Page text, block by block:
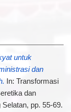
untuk
dan
In: Transformasi
dan
pp. 55-69.